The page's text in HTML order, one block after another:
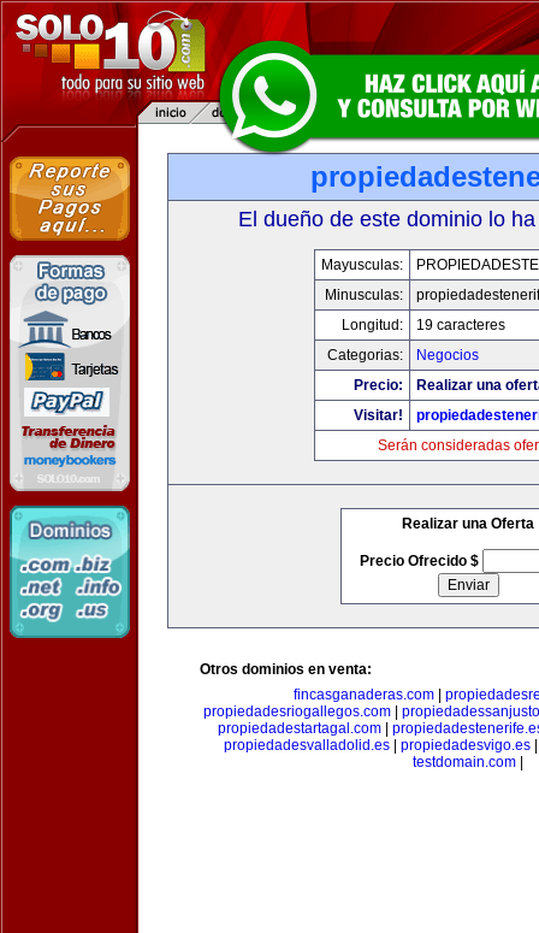
El dueño de este dominio lo
Mayusculas:
Minusculas:
Longitud:
19 caracteres
Categorias:
Negocios
Precio:
Realizar una
Visitar!
Serán consideradas
Realizar una Oferta
Precio Ofrecido $
Otros dominios en venta:
fincasganaderas.com|
propiedadesriogallegos.com|
propiedadestartagal.com|
propiedadesvalladolid.es
propiedadesvigo.es
testdomain.com